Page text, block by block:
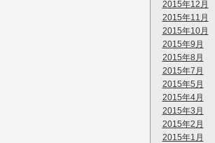
2015年12月
2015年11月
2015年10月
2015年9月
2015年8月
2015年7月
2015年5月
2015年4月
2015年3月
2015年2月
2015年1月